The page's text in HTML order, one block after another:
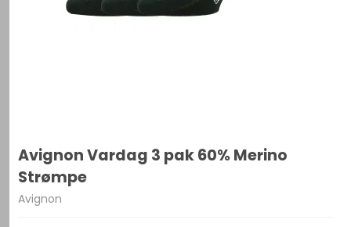
Avignon Vardag 3 pak 60% Merino
Strømpe
Avignon